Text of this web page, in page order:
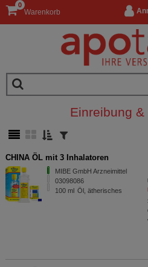
Warenkorb
0
Einreibung
CHINA ÖL mit 3 Inhalatoren
MIBE GmbH Arzneimittel
03098086
100 ml Öl, ätherisches